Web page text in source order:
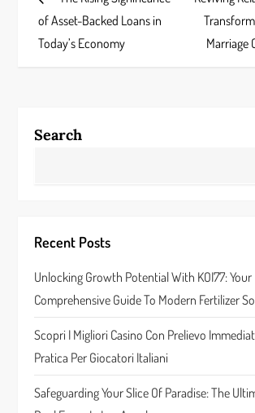
o
s
n
i
g
a
t
i
of Asset-Backed Loans in
Today’s Economy
Marriage
Search
Recent Posts
Unlocking Growth Potential With KOI77: Your
Comprehensive Guide To Modern Fertilizer
Scopri I Migliori Casino Con Prelievo
Pratica Per Giocatori Italiani
Safeguarding Your Slice Of Paradise: The